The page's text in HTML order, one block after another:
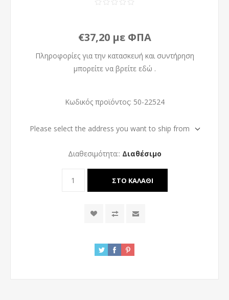
€37,20 με ΦΠΑ
Πληροφορίες για την κατασκευή και συντήρηση
μπορείτε να βρείτε εδώ .
Κωδικός προϊόντος: 50-22524
Please select the address you want to ship from
Διαθεσιμότητα:: Διαθέσιμο